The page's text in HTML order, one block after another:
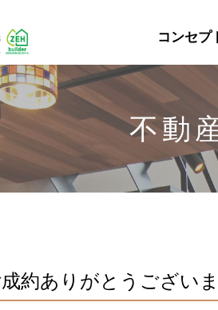
コンセプ
不動
ありがとうございま